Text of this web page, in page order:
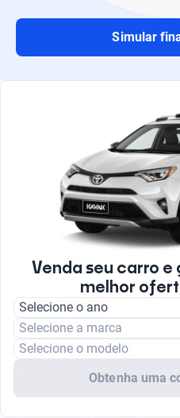
Simular
Venda seu carro e
melhor
Selecione o ano
Selecione a marca
Selecione o modelo
Obtenha uma